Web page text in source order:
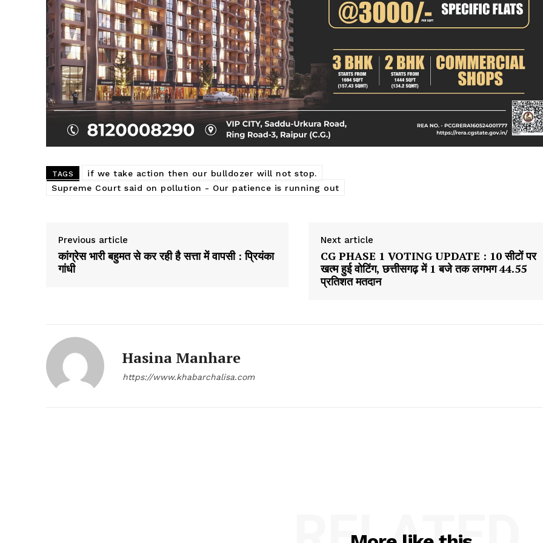
TAGS
if we take action then our bulldozer will not stop.
Supreme Court said on pollution - Our patience is running out
Previous article
कांग्रेस भारी बहुमत से कर रही है सत्ता में वापसी : प्रियंका
गांधी
Next article
CG PHASE 1 VOTING UPDATE : 10 सीटों पर
खत्म हुई वोटिंग, छत्तीसगढ़ में 1 बजे तक लगभग 44.55
प्रतिशत मतदान
Hasina Manhare
https://www.khabarchalisa.com